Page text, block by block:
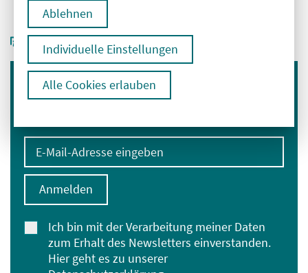
Ablehnen
Individuelle Einstellungen
Alle Cookies erlauben
Immer informiert bleiben
E-Mail-Adresse eingeben
Ich bin mit der Verarbeitung meiner Daten
zum Erhalt des Newsletters einverstanden.
Hier geht es zu unserer
Anmelden